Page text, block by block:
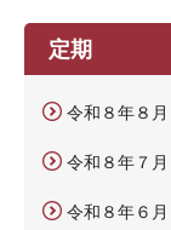
定期
令和８年８月
令和８年７月
令和８年６月